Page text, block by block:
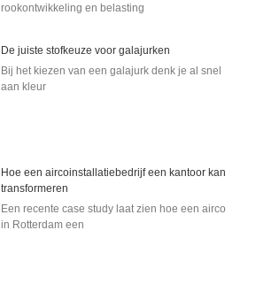
rookontwikkeling en belasting
De juiste stofkeuze voor galajurken
Bij het kiezen van een galajurk denk je al snel
aan kleur
Hoe een aircoinstallatiebedrijf een kantoor kan
transformeren
Een recente case study laat zien hoe een airco
in Rotterdam een